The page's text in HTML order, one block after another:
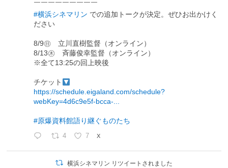
￣￣￣￣￣￣￣￣￣
#横浜シネマリン での追加トークが決定。ぜひお出かけく
ださい
8/9㊐ 立川直樹監督（オンライン）
8/13㊍ 斉藤俊幸監督（オンライン）
※全て13:25の回上映後
チケット
https://schedule.eigaland.com/schedule?
webKey=4d6c9e5f-bcca-...
#原爆資料館語り継ぐものたち
4 7 X
横浜シネマリン リツイートされました